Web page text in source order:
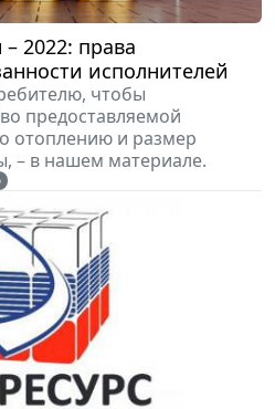
2022: права
исполнителей
чтобы
предоставляемой
отоплению и размер
– в нашем материале.